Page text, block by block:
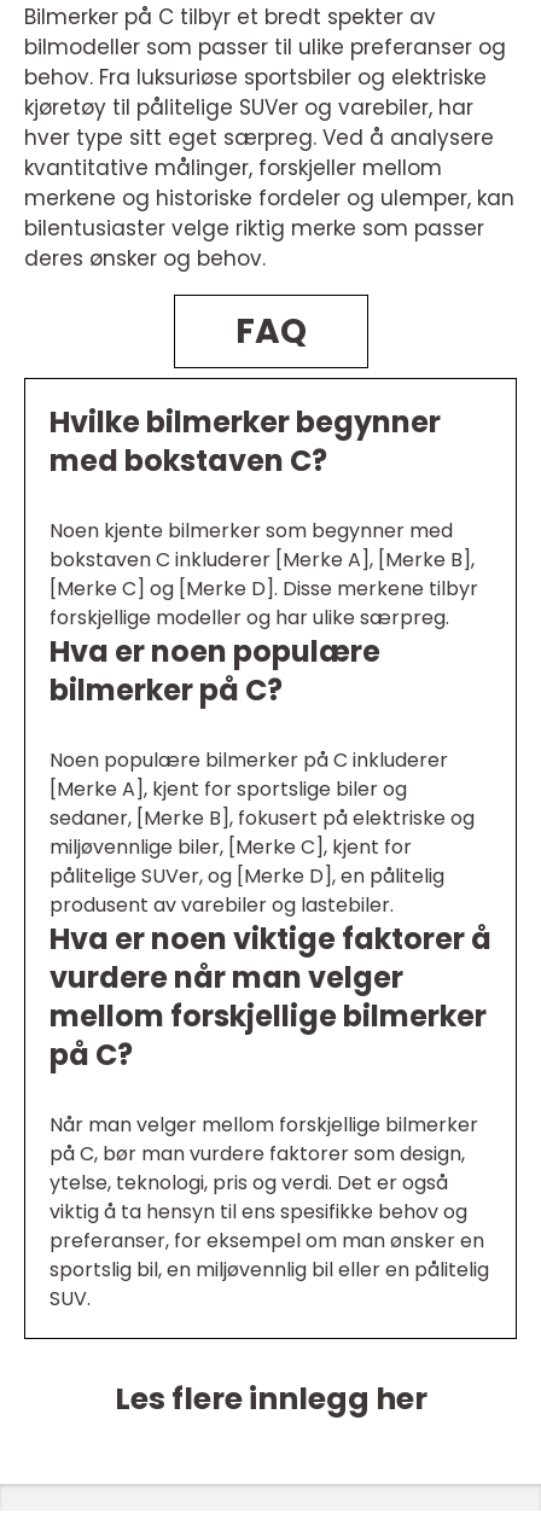
Bilmerker på C tilbyr et bredt spekter av
bilmodeller som passer til ulike preferanser og
behov. Fra luksuriøse sportsbiler og elektriske
kjøretøy til pålitelige SUVer og varebiler, har
hver type sitt eget særpreg. Ved å analysere
kvantitative målinger, forskjeller mellom
merkene og historiske fordeler og ulemper, kan
bilentusiaster velge riktig merke som passer
deres ønsker og behov.
FAQ
Hvilke bilmerker begynner
med bokstaven C?
Noen kjente bilmerker som begynner med
bokstaven C inkluderer [Merke A], [Merke B],
[Merke C] og [Merke D]. Disse merkene tilbyr
forskjellige modeller og har ulike særpreg.
Hva er noen populære
bilmerker på C?
Noen populære bilmerker på C inkluderer
[Merke A], kjent for sportslige biler og
sedaner, [Merke B], fokusert på elektriske og
miljøvennlige biler, [Merke C], kjent for
pålitelige SUVer, og [Merke D], en pålitelig
produsent av varebiler og lastebiler.
Hva er noen viktige faktorer å
vurdere når man velger
mellom forskjellige bilmerker
på C?
Når man velger mellom forskjellige bilmerker
på C, bør man vurdere faktorer som design,
ytelse, teknologi, pris og verdi. Det er også
viktig å ta hensyn til ens spesifikke behov og
preferanser, for eksempel om man ønsker en
sportslig bil, en miljøvennlig bil eller en pålitelig
SUV.
Les flere innlegg her